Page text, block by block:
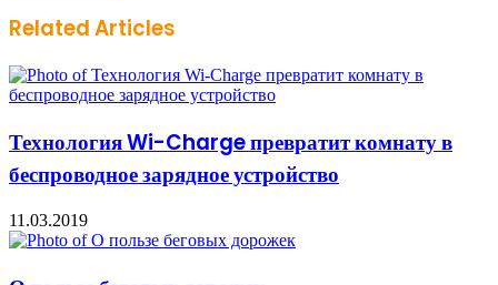
Related Articles
Технология Wi-Charge превратит комнату в
беспроводное зарядное устройство
11.03.2019